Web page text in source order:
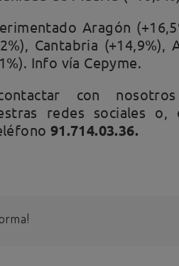
Aragón
Cantabria (+14,9%),
Info vía Cepyme.
con
redes sociales o,
91.714.03.36.